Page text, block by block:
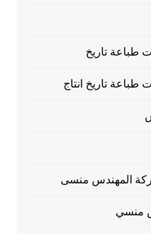
طباعة تاريخ
طباعة تاريخ انتاج
المهندس منسى
منسي